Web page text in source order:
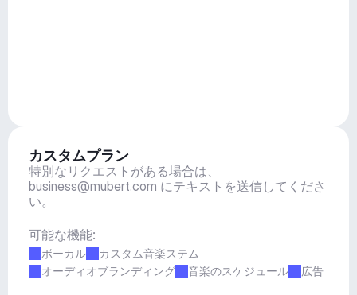
カスタムプラン
特別なリクエストがある場合は、
business@mubert.com にテキストを送信してくださ
い。
可能な機能:
ボーカル
カスタム音楽ステム
オーディオブランディング
音楽のスケジュール 広告